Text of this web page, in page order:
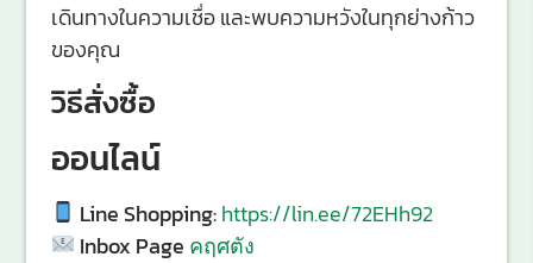
เดินทางในความเชื่อ และพบความหวังในทุกย่างก้าว
ของคุณ
วิธีสั่งซื้อ
ออนไลน์
Line Shopping:https://lin.ee/72EHh92
Inbox Page คฤศตัง